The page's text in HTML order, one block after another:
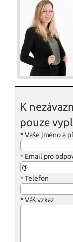
K
pouze
* Vaše jméno a
* Email pro
* Telefon
* Váš vzkaz